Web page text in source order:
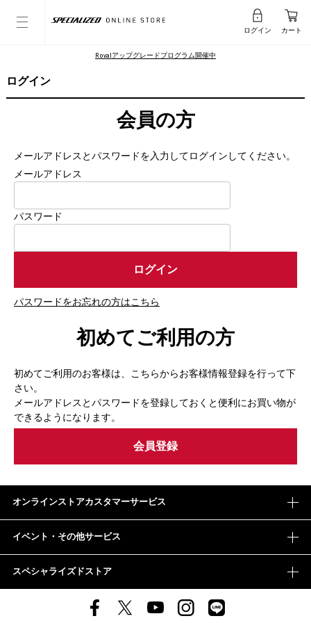
ログイン カート
Rovalアップグレードプログラム開催中
ログイン
会員の方
メールアドレスとパスワードを入力してログインしてください。
メールアドレス
パスワード
パスワードをお忘れの方はこちら
初めてご利用の方
初めてご利用のお客様は、こちらからお客様情報登録を行って下
さい。
メールアドレスとパスワードを登録しておくと便利にお買い物が
できるようになります。
オンラインストアカスタマーサービス
イベント・その他サービス
スペシャライズドストア